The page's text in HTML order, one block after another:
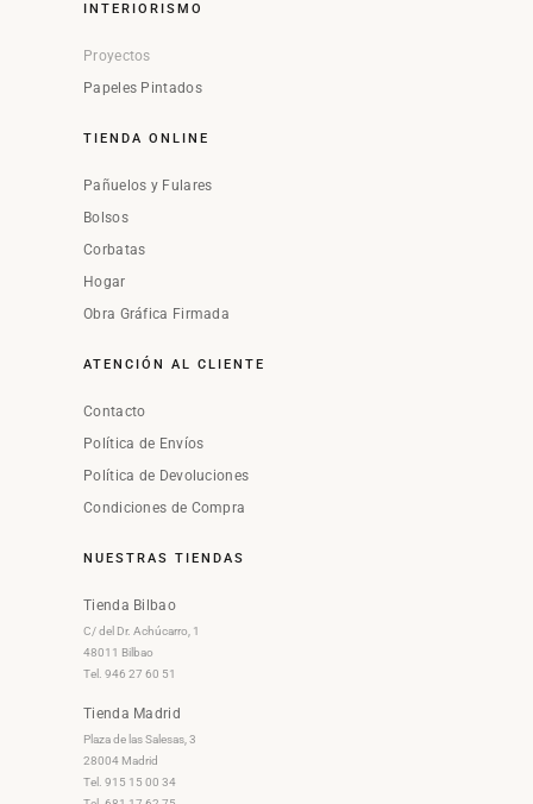
INTERIORISMO
Proyectos
Papeles Pintados
TIENDA ONLINE
Pañuelos y Fulares
Bolsos
Corbatas
Hogar
Obra Gráfica Firmada
ATENCIÓN AL CLIENTE
Contacto
Política de Envíos
Política de Devoluciones
Condiciones de Compra
NUESTRAS TIENDAS
Tienda Bilbao
C/ del Dr. Achúcarro, 1
48011 Bilbao
Tel. 946 27 60 51
Tienda Madrid
Plaza de las Salesas, 3
28004 Madrid
Tel. 915 15 00 34